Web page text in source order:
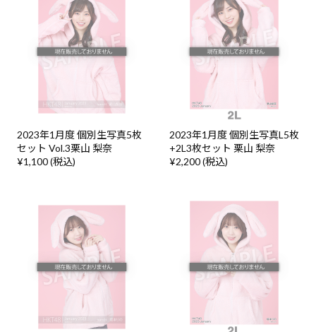
2023年1月度 個別生写真5枚
セット Vol.3栗山 梨奈
¥1,100 (税込)
2023年1月度 個別生写真L5枚
+2L3枚セット 栗山 梨奈
¥2,200 (税込)